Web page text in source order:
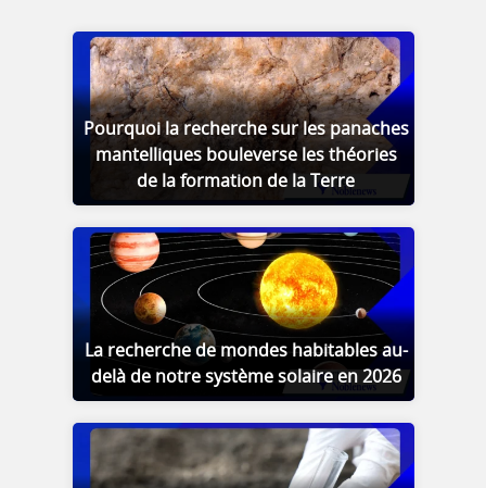
Pourquoi la recherche sur les panaches
mantelliques bouleverse les théories
de la formation de la Terre
La recherche de mondes habitables au-
delà de notre système solaire en 2026